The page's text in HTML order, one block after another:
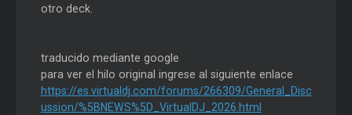
otro deck.
traducido mediante google
para ver el hilo original ingrese al siguiente enlace
https://es.virtualdj.com/forums/266309/General_Disc
ussion/%5BNEWS%5D_VirtualDJ_2026.html